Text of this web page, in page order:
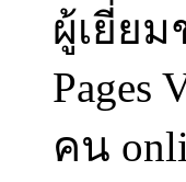
ผู้เยี่ย
Pages
คน